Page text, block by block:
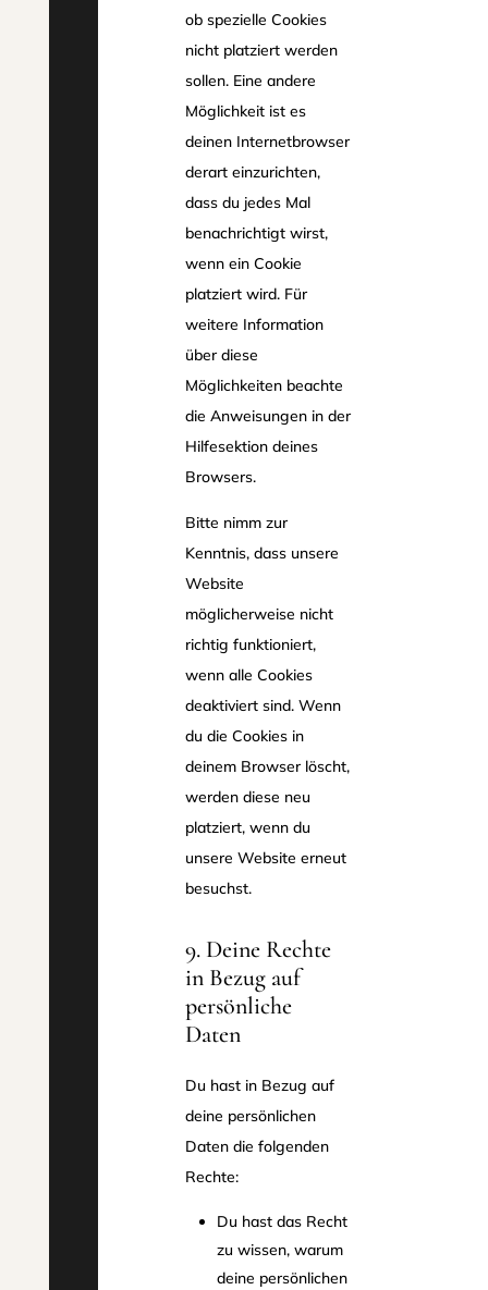
ob spezielle Cookies
nicht platziert werden
sollen. Eine andere
Möglichkeit ist es
deinen Internetbrowser
derart einzurichten,
dass du jedes Mal
benachrichtigt wirst,
wenn ein Cookie
platziert wird. Für
weitere Information
über diese
Möglichkeiten beachte
die Anweisungen in der
Hilfesektion deines
Browsers.
Bitte nimm zur
Kenntnis, dass unsere
Website
möglicherweise nicht
richtig funktioniert,
wenn alle Cookies
deaktiviert sind. Wenn
du die Cookies in
deinem Browser löscht,
werden diese neu
platziert, wenn du
unsere Website erneut
besuchst.
9. Deine Rechte
in Bezug auf
persönliche
Daten
Du hast in Bezug auf
deine persönlichen
Daten die folgenden
Rechte:
Du hast das Recht
zu wissen, warum
deine persönlichen